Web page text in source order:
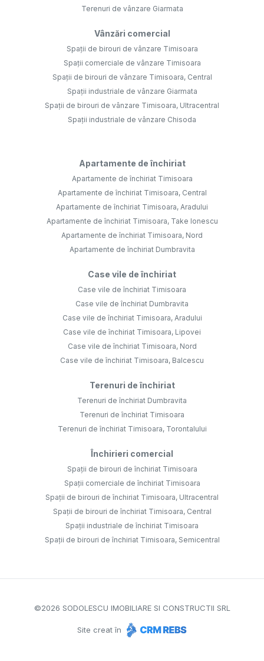
Terenuri de vânzare Giarmata
Vânzări comercial
Spații de birouri de vânzare Timisoara
Spații comerciale de vânzare Timisoara
Spații de birouri de vânzare Timisoara, Central
Spații industriale de vânzare Giarmata
Spații de birouri de vânzare Timisoara, Ultracentral
Spații industriale de vânzare Chisoda
Apartamente de închiriat
Apartamente de închiriat Timisoara
Apartamente de închiriat Timisoara, Central
Apartamente de închiriat Timisoara, Aradului
Apartamente de închiriat Timisoara, Take Ionescu
Apartamente de închiriat Timisoara, Nord
Apartamente de închiriat Dumbravita
Case vile de închiriat
Case vile de închiriat Timisoara
Case vile de închiriat Dumbravita
Case vile de închiriat Timisoara, Aradului
Case vile de închiriat Timisoara, Lipovei
Case vile de închiriat Timisoara, Nord
Case vile de închiriat Timisoara, Balcescu
Terenuri de închiriat
Terenuri de închiriat Dumbravita
Terenuri de închiriat Timisoara
Terenuri de închiriat Timisoara, Torontalului
Închirieri comercial
Spații de birouri de închiriat Timisoara
Spații comerciale de închiriat Timisoara
Spații de birouri de închiriat Timisoara, Ultracentral
Spații de birouri de închiriat Timisoara, Central
Spații industriale de închiriat Timisoara
Spații de birouri de închiriat Timisoara, Semicentral
©2026 SODOLESCU IMOBILIARE SI CONSTRUCTII SRL
Site creat în